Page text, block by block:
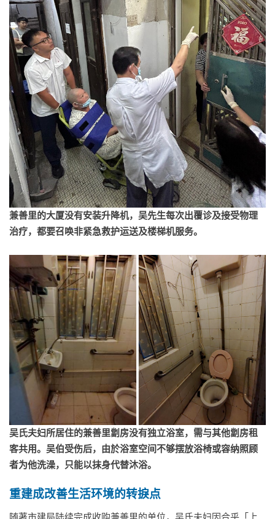
兼善里的大厦没有安装升降机，吴先生每次出覆诊及接受物理
治疗，都要召唤非紧急救护运送及楼梯机服务。
吴氏夫妇所居住的兼善里劏房没有独立浴室，需与其他劏房租
客共用。吴伯受伤后，由於浴室空间不够摆放浴椅或容纳照顾
者为他洗澡，只能以抹身代替沐浴。
重建成改善生活环境的转捩点